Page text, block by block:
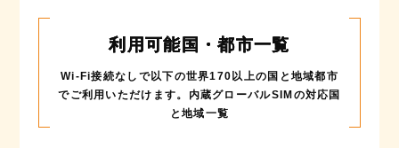
利用可能国・都市一覧
Wi-Fi接続なしで以下の世界170以上の国と地域都市
でご利用いただけます。
内蔵グローバルSIMの対応国
と地域一覧